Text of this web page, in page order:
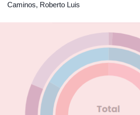
Caminos, Roberto Luis